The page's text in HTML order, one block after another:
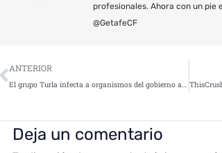
profesionales. Ahora con un pie
@GetafeCF
Ant
ANTERIOR
El grupo Turla infecta a organismos del gobierno alemán a través de Outlook
Deja un comentario